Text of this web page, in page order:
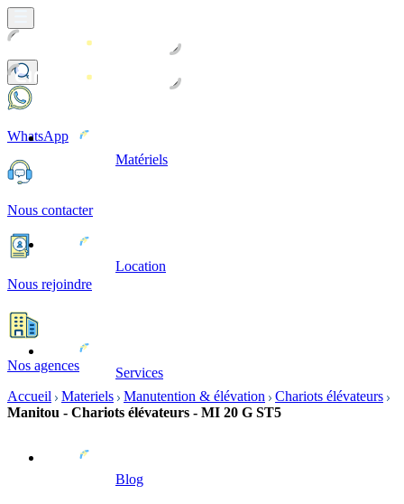
Matériels
Location
Services
Blog
WhatsApp
Nous contacter
Nous rejoindre
Nos agences
Accueil
Materiels Manutention & élévation
Chariots élévateurs
Manitou - Chariots élévateurs - MI 20 G ST5